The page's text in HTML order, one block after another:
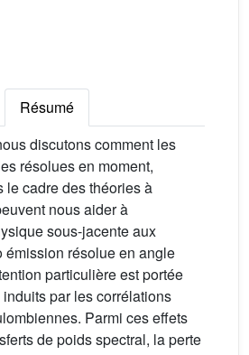
Résumé
discutons comment les
résolues en moment,
le cadre des théories à
nous aider à
sous-jacente aux
émission résolue en angle
particulière est portée
par les corrélations
Parmi ces effets
de poids spectral, la perte